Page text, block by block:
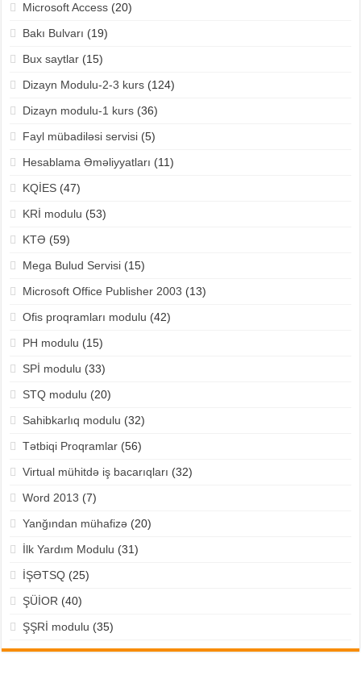
Microsoft Access(20)
Bakı Bulvarı (19)
Bux saytlar(15)
Dizayn Modulu-2-3 kurs(124)
Dizayn modulu-1 kurs(36)
Fayl mübadiləsi servisi(5)
Hesablama Əməliyyatları (11)
KQİES(47)
KRİ modulu (53)
KTƏ (59)
Mega Bulud Servisi(15)
Microsoft Office Publisher 2003 (13)
Ofis proqramları modulu (42)
PH modulu (15)
SPİ modulu (33)
STQ modulu (20)
Sahibkarlıq modulu (32)
Tətbiqi Proqramlar(56)
Virtual mühitdə iş bacarıqları (32)
Word 2013 (7)
Yanğından mühafizə(20)
İlk Yardım Modulu (31)
İŞƏTSQ(25)
ŞÜİOR(40)
ŞŞRİ modulu (35)